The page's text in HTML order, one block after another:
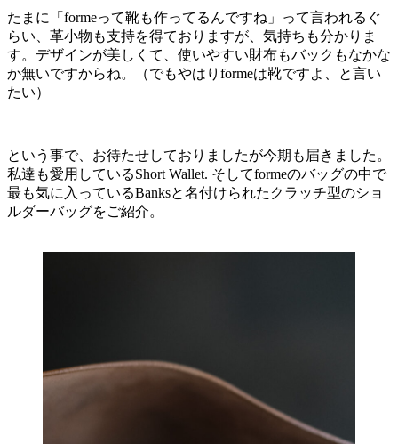
たまに「formeって靴も作ってるんですね」って言われるぐ
らい、革小物も支持を得ておりますが、気持ちも分かりま
す。デザインが美しくて、使いやすい財布もバックもなかな
か無いですからね。（でもやはりformeは靴ですよ、と言い
たい）
という事で、お待たせしておりましたが今期も届きました。
私達も愛用しているShort Wallet. そしてformeのバッグの中で
最も気に入っているBanksと名付けられたクラッチ型のショ
ルダーバッグをご紹介。